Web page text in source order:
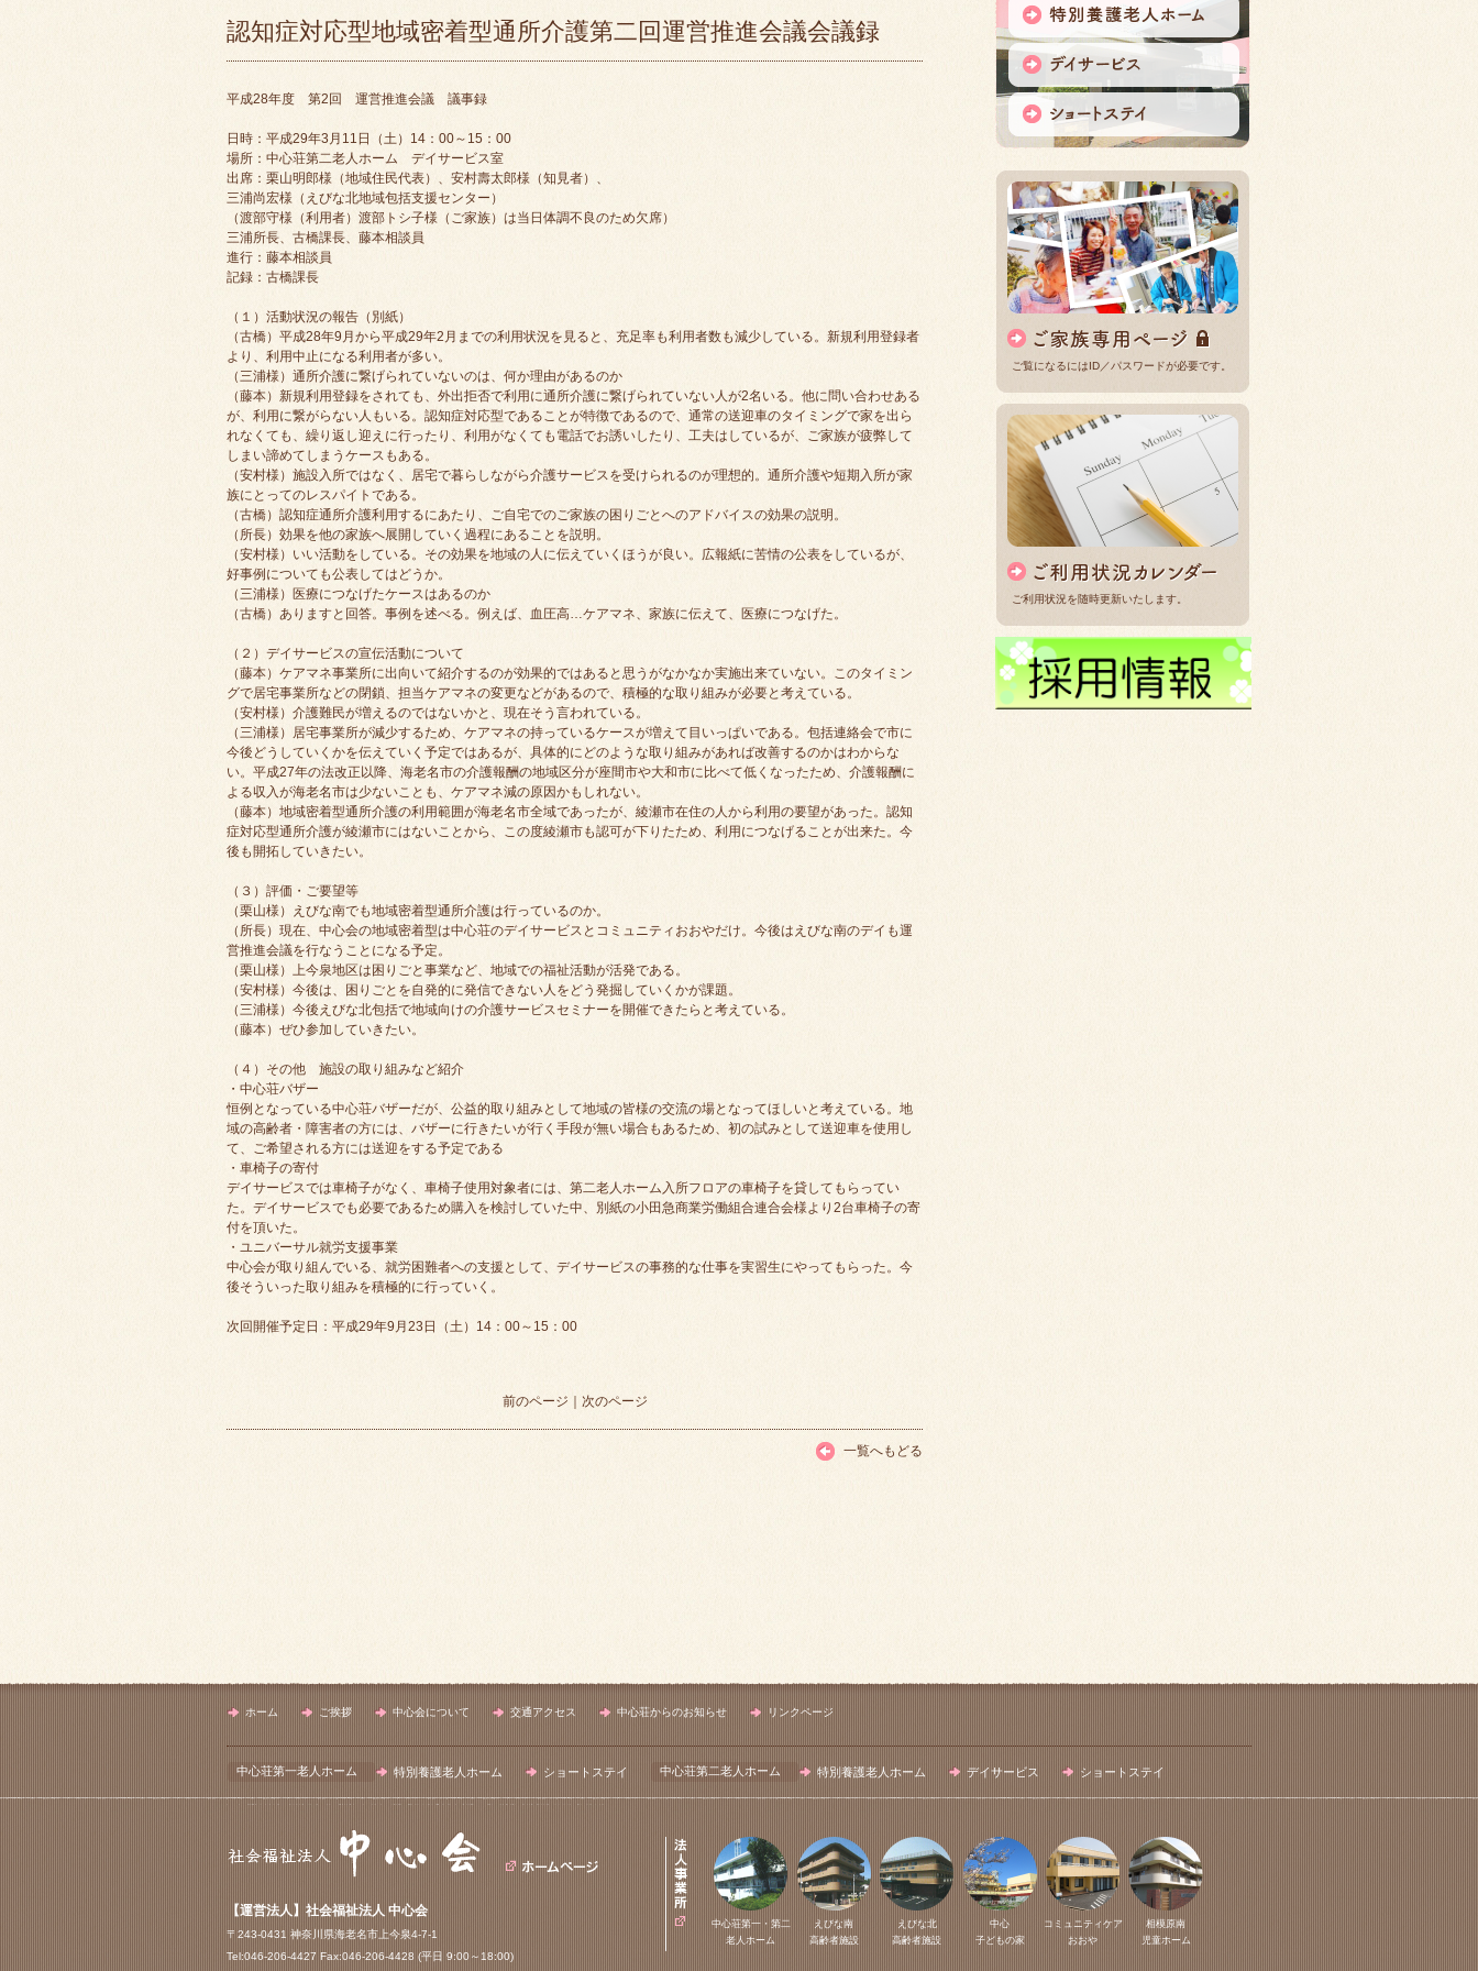
認知症対応型地域密着型通所介護第二回運営推進会議会議録
平成28年度 第2回 運営推進会議 議事録
日時：平成29年3月11日（土）14：00～15：00
場所：中心荘第二老人ホーム デイサービス室
出席：栗山明郎様（地域住民代表）、安村壽太郎様（知見者）、
三浦尚宏様（えびな北地域包括支援センター）
（渡部守様（利用者）渡部トシ子様（ご家族）は当日体調不良のため欠席）
三浦所長、古橋課長、藤本相談員
進行：藤本相談員
記録：古橋課長
（１）活動状況の報告（別紙）
（古橋）平成28年9月から平成29年2月までの利用状況を見ると、充足率も利用者数も減少している。新規利用登録者
より、利用中止になる利用者が多い。
（三浦様）通所介護に繋げられていないのは、何か理由があるのか
（藤本）新規利用登録をされても、外出拒否で利用に通所介護に繋げられていない人が2名いる。他に問い合わせある
が、利用に繋がらない人もいる。認知症対応型であることが特徴であるので、通常の送迎車のタイミングで家を出ら
れなくても、繰り返し迎えに行ったり、利用がなくても電話でお誘いしたり、工夫はしているが、ご家族が疲弊して
しまい諦めてしまうケースもある。
（安村様）施設入所ではなく、居宅で暮らしながら介護サービスを受けられるのが理想的。通所介護や短期入所が家
族にとってのレスパイトである。
（古橋）認知症通所介護利用するにあたり、ご自宅でのご家族の困りごとへのアドバイスの効果の説明。
（所長）効果を他の家族へ展開していく過程にあることを説明。
（安村様）いい活動をしている。その効果を地域の人に伝えていくほうが良い。広報紙に苦情の公表をしているが、
好事例についても公表してはどうか。
（三浦様）医療につなげたケースはあるのか
（古橋）ありますと回答。事例を述べる。例えば、血圧高…ケアマネ、家族に伝えて、医療につなげた。
（２）デイサービスの宣伝活動について
（藤本）ケアマネ事業所に出向いて紹介するのが効果的ではあると思うがなかなか実施出来ていない。このタイミン
グで居宅事業所などの閉鎖、担当ケアマネの変更などがあるので、積極的な取り組みが必要と考えている。
（安村様）介護難民が増えるのではないかと、現在そう言われている。
（三浦様）居宅事業所が減少するため、ケアマネの持っているケースが増えて目いっぱいである。包括連絡会で市に
今後どうしていくかを伝えていく予定ではあるが、具体的にどのような取り組みがあれば改善するのかはわからな
い。平成27年の法改正以降、海老名市の介護報酬の地域区分が座間市や大和市に比べて低くなったため、介護報酬に
よる収入が海老名市は少ないことも、ケアマネ減の原因かもしれない。
（藤本）地域密着型通所介護の利用範囲が海老名市全域であったが、綾瀬市在住の人から利用の要望があった。認知
症対応型通所介護が綾瀬市にはないことから、この度綾瀬市も認可が下りたため、利用につなげることが出来た。今
後も開拓していきたい。
（３）評価・ご要望等
（栗山様）えびな南でも地域密着型通所介護は行っているのか。
（所長）現在、中心会の地域密着型は中心荘のデイサービスとコミュニティおおやだけ。今後はえびな南のデイも運
営推進会議を行なうことになる予定。
（栗山様）上今泉地区は困りごと事業など、地域での福祉活動が活発である。
（安村様）今後は、困りごとを自発的に発信できない人をどう発掘していくかが課題。
（三浦様）今後えびな北包括で地域向けの介護サービスセミナーを開催できたらと考えている。
（藤本）ぜひ参加していきたい。
（４）その他 施設の取り組みなど紹介
・中心荘バザー
恒例となっている中心荘バザーだが、公益的取り組みとして地域の皆様の交流の場となってほしいと考えている。地
域の高齢者・障害者の方には、バザーに行きたいが行く手段が無い場合もあるため、初の試みとして送迎車を使用し
て、ご希望される方には送迎をする予定である
・車椅子の寄付
デイサービスでは車椅子がなく、車椅子使用対象者には、第二老人ホーム入所フロアの車椅子を貸してもらってい
た。デイサービスでも必要であるため購入を検討していた中、別紙の小田急商業労働組合連合会様より2台車椅子の寄
付を頂いた。
・ユニバーサル就労支援事業
中心会が取り組んでいる、就労困難者への支援として、デイサービスの事務的な仕事を実習生にやってもらった。今
後そういった取り組みを積極的に行っていく。
次回開催予定日：平成29年9月23日（土）14：00～15：00
前のページ 次のページ
一覧へもどる
ご覧になるにはID／パスワードが必要です。
ご利用状況を随時更新いたします。
ホーム ご挨拶 中心会について 交通アクセス 中心荘からのお知らせ リンクページ
中心荘第一老人ホーム 特別養護老人ホーム ショートステイ 中心荘第二老人ホーム 特別養護老人ホーム デイサービス ショートステイ
【運営法人】社会福祉法人 中心会
〒243-0431 神奈川県海老名市上今泉4-7-1
Tel:046-206-4427 Fax:046-206-4428 (平日 9:00～18:00)
中心荘第一・第二
老人ホーム
えびな南
高齢者施設
えびな北
高齢者施設
中心
子どもの家
コミュニティケア
おおや
相模原南
児童ホーム